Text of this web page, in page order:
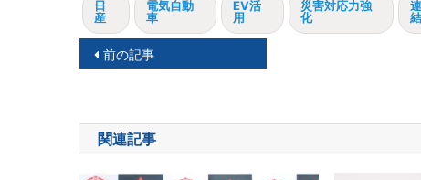
日
産
電気自動
車
EV活
用
災害対応力強
化
結
投
ナ
ビ
前の記事
関連記事